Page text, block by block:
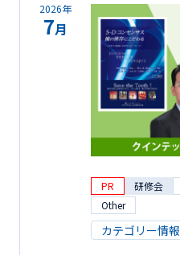
2026年
7月
PR 研修会
Other
カテゴリー情報